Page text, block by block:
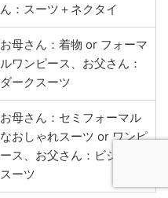
ん：スーツ＋ネクタイ
お母さん：着物 or フォーマ
ルワンピース、お父さん：
ダークスーツ
お母さん：セミフォーマル
なおしゃれスーツ or ワンピ
ース、お父さん：ビジネス
スーツ